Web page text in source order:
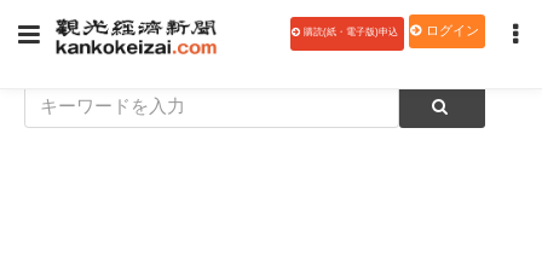
購読(紙・電子版)申込 ログイン